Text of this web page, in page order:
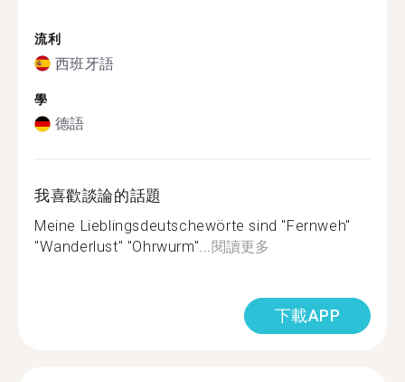
流利
西班牙語
學
德語
我喜歡談論的話題
Meine Lieblingsdeutschewörte sind "Fernweh"
"Wanderlust" "Ohrwurm"...閱讀更多
下載APP